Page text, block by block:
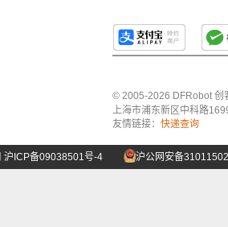
© 2005-2026 DFRobot 创
上海市浦东新区中科路
友情链接： 快递查询
沪ICP备09038501号-4 沪公网安备